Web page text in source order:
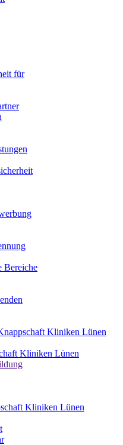
für
Bereiche
Kliniken Lünen
Kliniken Lünen
Kliniken Lünen